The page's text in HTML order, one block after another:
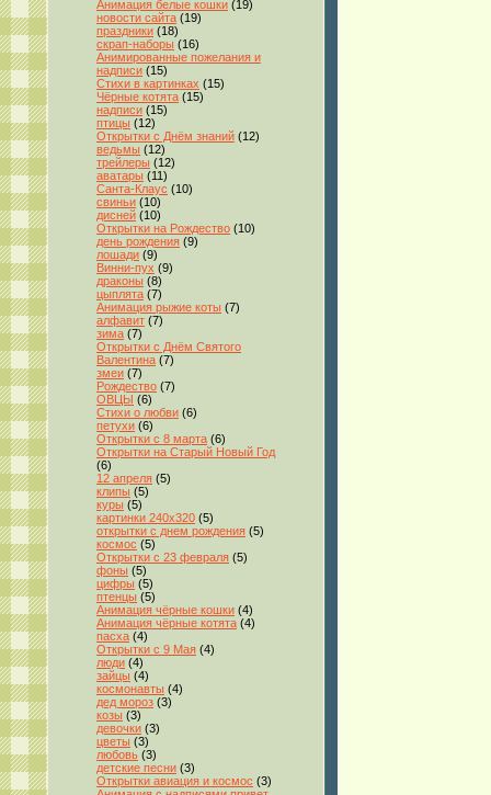
Анимация белые кошки (19)
новости сайта (19)
праздники (18)
скрап-наборы (16)
Анимированные пожелания и
надписи (15)
Стихи в картинках (15)
Чёрные котята (15)
надписи (15)
птицы (12)
Открытки с Днём знаний (12)
ведьмы (12)
трейлеры (12)
аватары (11)
Санта-Клаус (10)
свиньи (10)
дисней (10)
Открытки на Рождество (10)
день рождения (9)
лошади (9)
Винни-пух (9)
драконы (8)
цыплята (7)
Анимация рыжие коты (7)
алфавит (7)
зима (7)
Открытки с Днём Святого
Валентина (7)
змеи (7)
Рождество (7)
ОВЦЫ (6)
Стихи о любви (6)
петухи (6)
Открытки с 8 марта (6)
Открытки на Старый Новый Год
(6)
12 апреля (5)
клипы (5)
куры (5)
картинки 240x320 (5)
открытки с днем рождения (5)
космос (5)
Открытки с 23 февраля (5)
фоны (5)
цифры (5)
птенцы (5)
Анимация чёрные кошки (4)
Анимация чёрные котята (4)
пасха (4)
Открытки с 9 Мая (4)
люди (4)
зайцы (4)
космонавты (4)
дед мороз (3)
козы (3)
девочки (3)
цветы (3)
любовь (3)
детские песни (3)
Открытки авиация и космос (3)